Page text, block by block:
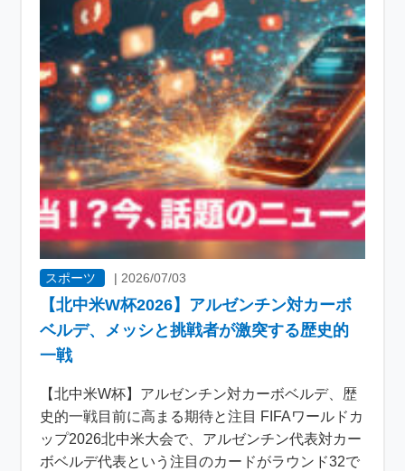
スポーツ |2026/07/03
【北中米W杯2026】アルゼンチン対カーボ
ベルデ、メッシと挑戦者が激突する歴史的
一戦
【北中米W杯】アルゼンチン対カーボベルデ、歴
史的一戦目前に高まる期待と注目 FIFAワールドカ
ップ2026北中米大会で、アルゼンチン代表対カー
ボベルデ代表という注目のカードがラウンド32で